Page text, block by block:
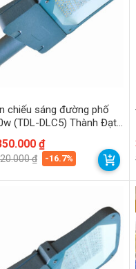
chiếu sáng đường phố
(TDL-DLC5) Thành Đạt
₫
₫
₫.
-16.7%